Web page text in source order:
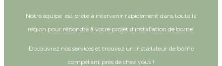
Notre équipe est prête à intervenir rapidement dans toute la
région pour répondre à votre projet d'installation de borne.
Découvrez nos services et trouvez un installateur de borne
compétant près de chez vous !